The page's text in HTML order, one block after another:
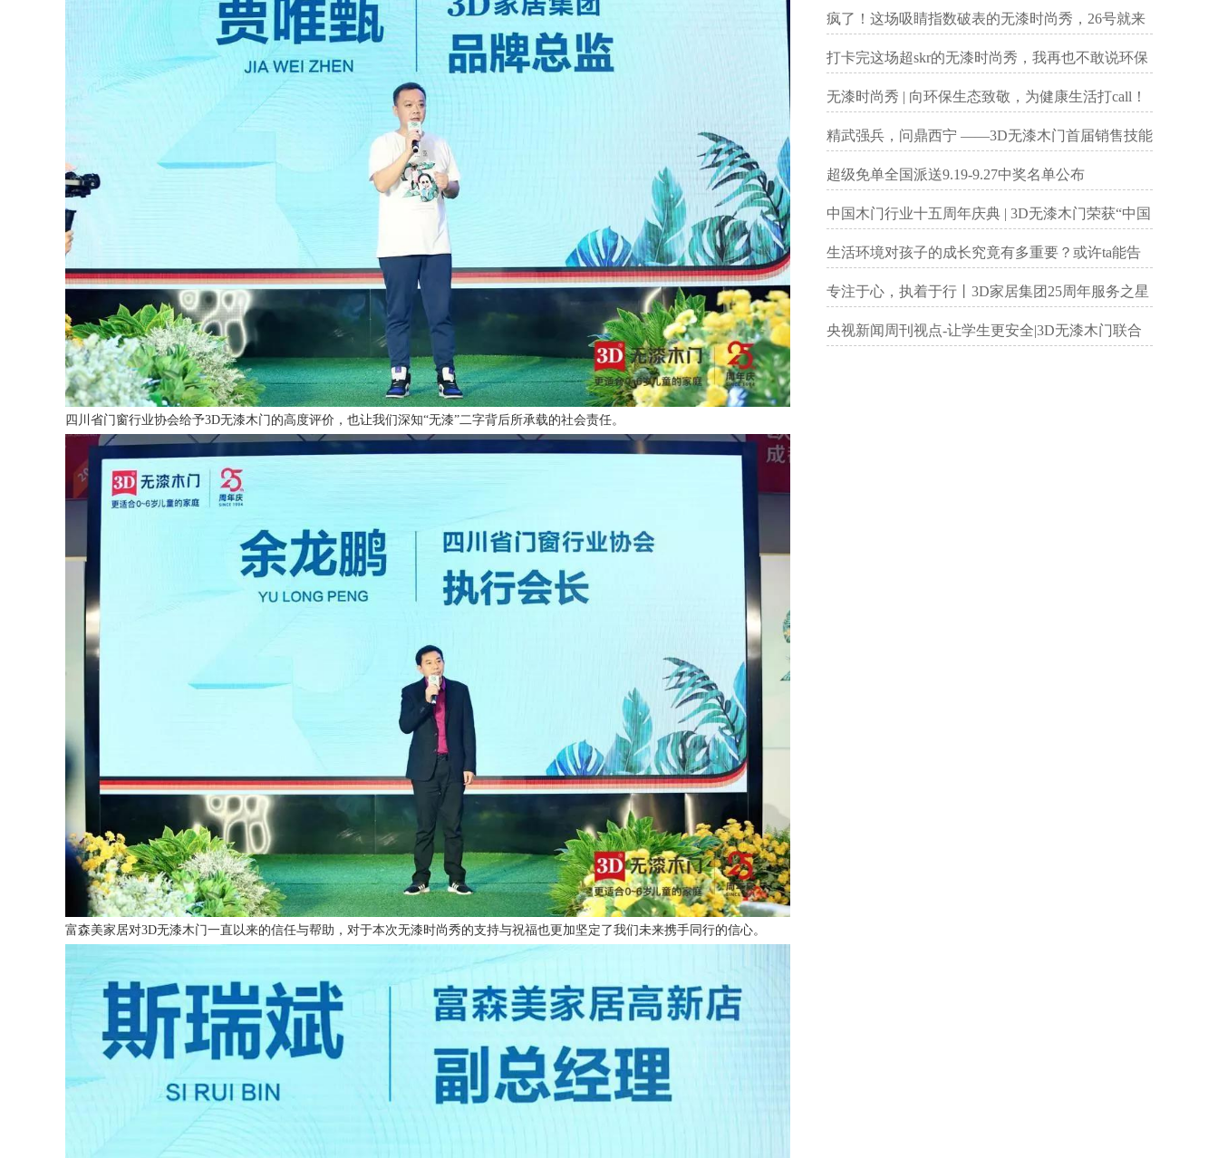
四川省门窗行业协会给予3D无漆木门的高度评价，也让我们深知“无漆”二字背后所承载的社会责任。
富森美家居对3D无漆木门一直以来的信任与帮助，对于本次无漆时尚秀的支持与祝福也更加坚定了我们未来携手同行的信心。
成都！
疯了！这场吸睛指数破表的无漆时尚秀，26号就来
成都啦！
打卡完这场超skr的无漆时尚秀，我再也不敢说环保
家居不够时尚了……
无漆时尚秀 | 向环保生态致敬，为健康生活打call！
用25年不变初心演绎无漆“新时尚”
精武强兵，问鼎西宁 ——3D无漆木门首届销售技能
大赛西北赛区决赛
超级免单全国派送9.19-9.27中奖名单公布
中国木门行业十五周年庆典 | 3D无漆木门荣获“中国
木门行业市场知名品牌”
生活环境对孩子的成长究竟有多重要？或许ta能告
诉你……
专注于心，执着于行丨3D家居集团25周年服务之星
评选结果出炉啦
央视新闻周刊视点-让学生更安全|3D无漆木门联合